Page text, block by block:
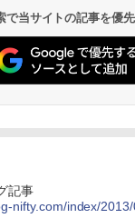
で当サイトの記事を優
記事
nifty.com/index/